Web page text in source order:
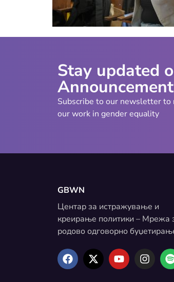
Stay updated
Subscribe to our newsletter to
our work in gender equality
GBWN
Центар за истражување и
креирање политики – Мрежа
родово одговорно